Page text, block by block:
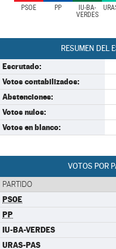
PSOE PP
IU-BA-
VERDES
RESUMEN DEL
Escrutado:
Votos contabilizados:
Abstenciones:
Votos nulos:
Votos en blanco:
VOTOS POR
PARTIDO
PSOE
PP
IU-BA-VERDES
URAS-PAS